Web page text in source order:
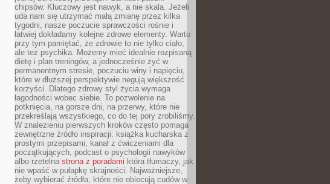
chipsów. Kluczowy jest nawyk, a nie skala. Jeżeli
uda nam się utrzymać małą zmianę przez kilka
tygodni, nasze poczucie sprawczości rośnie i
łatwiej dokładamy kolejne zdrowe elementy. Warto
przy tym pamiętać, że zdrowie to nie tylko ciało,
ale też psychika. Możemy mieć idealnie rozpisaną
dietę i plan treningów, a jednocześnie żyć w
permanentnym stresie, poczuciu winy i napięciu,
które w dłuższej perspektywie negują większość
korzyści. Dlatego zdrowy styl życia wymaga
łagodności wobec siebie. To pozwolenie na
potknięcia, na gorsze dni, na przerwy, które nie
przekreślają wszystkiego, co do tej pory zrobiliśmy.
W znalezieniu pierwszych kroków często pomaga
zewnętrzne źródło inspiracji: książka kucharska z
prostymi przepisami, kanał z ćwiczeniami dla
początkujących, podcast o psychologii nawyków
albo rzetelna strona z poradami która tłumaczy, jak
nie wpaść w pułapkę skrajności. Najważniejsze,
żeby wybierać źródła, które nie obiecują cudów w